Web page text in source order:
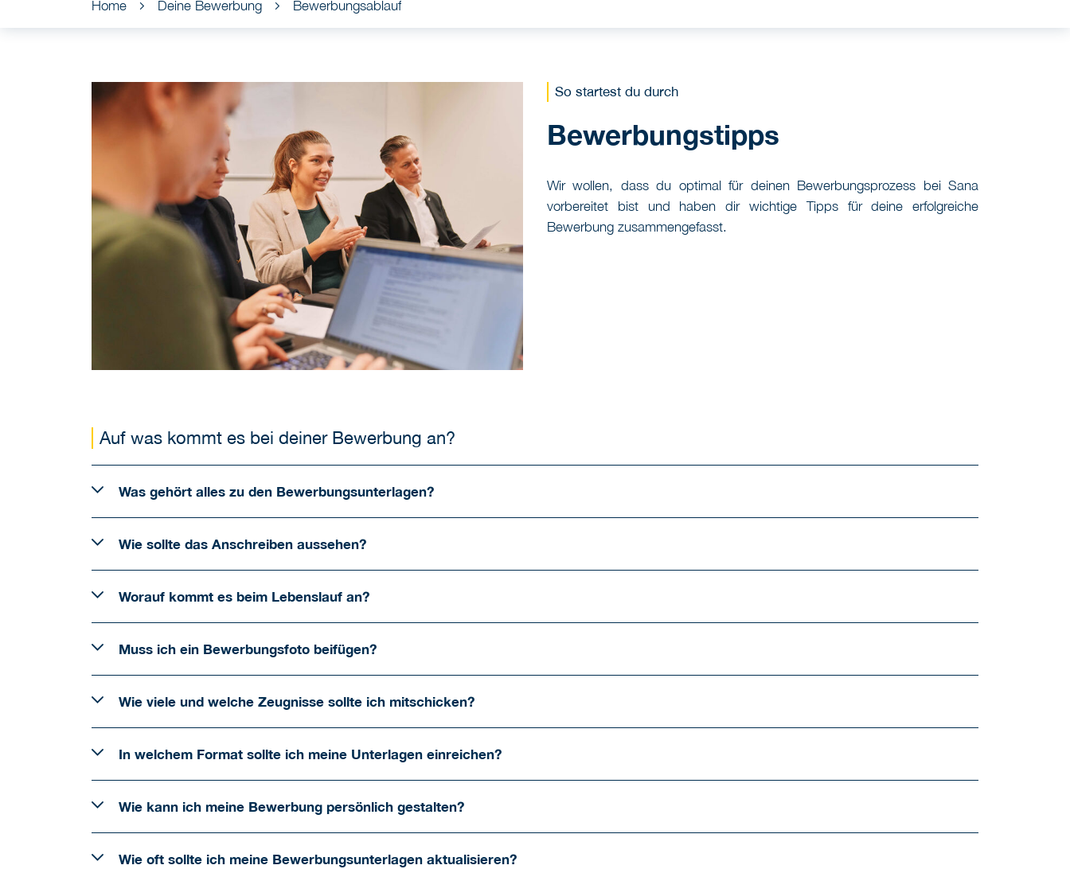
Home Deine Bewerbung Bewerbungsablauf
So startest du durch
Bewerbungstipps
Wir wollen, dass du optimal für deinen Bewerbungsprozess bei Sana
vorbereitet bist und haben dir wichtige Tipps für deine erfolgreiche
Bewerbung zusammengefasst.
Auf was kommt es bei deiner Bewerbung an?
Was gehört alles zu den Bewerbungsunterlagen?
Wie sollte das Anschreiben aussehen?
Worauf kommt es beim Lebenslauf an?
Muss ich ein Bewerbungsfoto beifügen?
Wie viele und welche Zeugnisse sollte ich mitschicken?
In welchem Format sollte ich meine Unterlagen einreichen?
Wie kann ich meine Bewerbung persönlich gestalten?
Wie oft sollte ich meine Bewerbungsunterlagen aktualisieren?